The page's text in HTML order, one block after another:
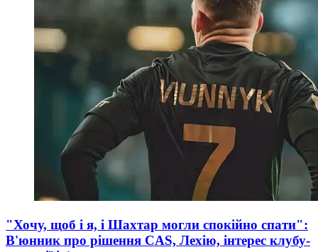
"Хочу, щоб і я, і Шахтар могли спокійно спати":
В'юнник про рішення CAS, Лехію, інтерес клубу-